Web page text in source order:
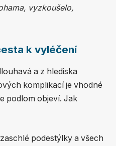
vyzkoušelo,
k vyléčení
a z hlediska
komplikací je vhodné
podlom objeví. Jak
podestýlky a všech